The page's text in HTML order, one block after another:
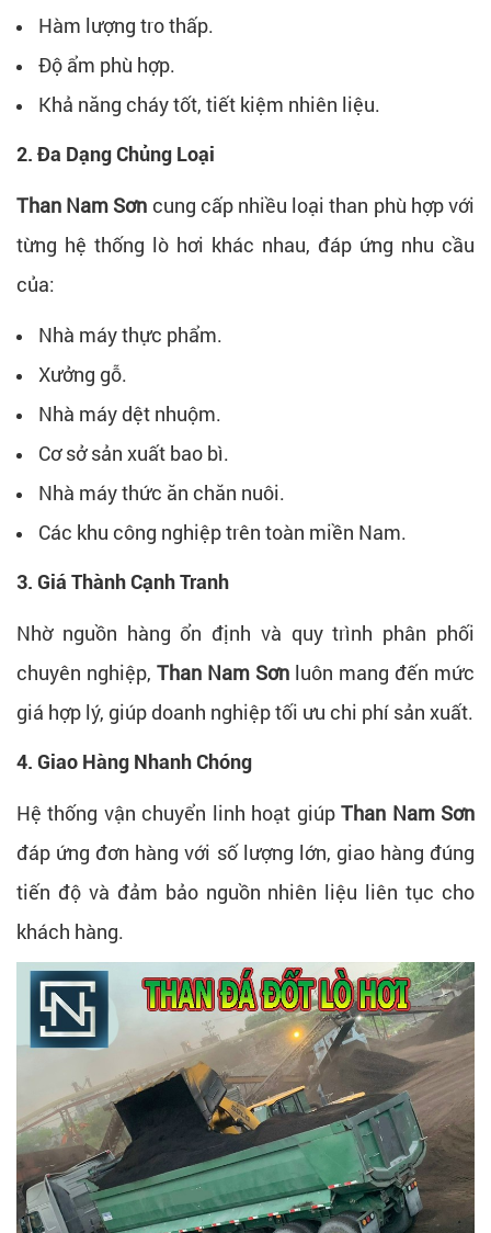
Hàm lượng tro thấp.
Độ ẩm phù hợp.
Khả năng cháy tốt, tiết kiệm nhiên liệu.
2. Đa Dạng Chủng Loại
Than Nam Sơn cung cấp nhiều loại than phù hợp với
từng hệ thống lò hơi khác nhau, đáp ứng nhu cầu
của:
Nhà máy thực phẩm.
Xưởng gỗ.
Nhà máy dệt nhuộm.
Cơ sở sản xuất bao bì.
Nhà máy thức ăn chăn nuôi.
Các khu công nghiệp trên toàn miền Nam.
3. Giá Thành Cạnh Tranh
Nhờ nguồn hàng ổn định và quy trình phân phối
chuyên nghiệp, Than Nam Sơn luôn mang đến mức
giá hợp lý, giúp doanh nghiệp tối ưu chi phí sản xuất.
4. Giao Hàng Nhanh Chóng
Hệ thống vận chuyển linh hoạt giúpThan Nam Sơn
đáp ứng đơn hàng với số lượng lớn, giao hàng đúng
tiến độ và đảm bảo nguồn nhiên liệu liên tục cho
khách hàng.